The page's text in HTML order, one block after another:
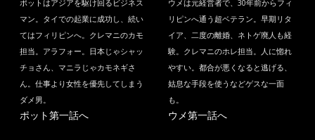
ポットはアジアを駆け回るビジネス
マン。タイでの起業に成功し、続い
てはフィリピンへ。クレマニのカモ
担当。アラフォー。日本じゃシャッ
チョさん、マニラじゃカモネギさ
ん。仕事より女性を優先してしまう
ダメ男。
ポット第一話へ
ウメは元経営者で、30年前からフィ
リピンへ通う超ベテラン。早期リタ
イア、二度の離婚、ネトゲ廃人も経
験。クレマニのホレ担当。人に惚れ
やすい。都合が悪くなると逃げる、
姑息な手段を使うなどゲスな一面
も。
ウメ第一話へ